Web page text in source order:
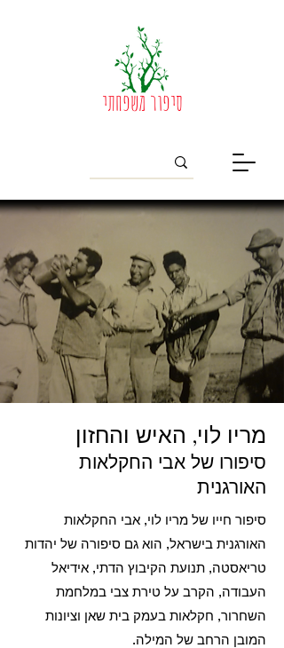
סיפור משפחתי
מריו לוי, האיש והחזון
סיפורו של אבי החקלאות
האורגנית
סיפור חייו של מריו לוי, אבי החקלאות
האורגנית בישראל, הוא גם סיפורה של יהדות
טריאסטה, תנועת הקיבוץ הדתי, אידיאל
העבודה, הקרב על טירת צבי במלחמת
השחרור, חקלאות בעמק בית שאן וציונות
המובן הרחב של המילה.